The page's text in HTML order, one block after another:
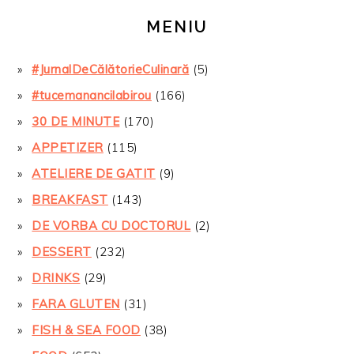
MENIU
#JurnalDeCălătorieCulinară (5)
#tucemanancilabirou (166)
30 DE MINUTE(170)
APPETIZER(115)
ATELIERE DE GATIT (9)
BREAKFAST (143)
DE VORBA CU DOCTORUL (2)
DESSERT (232)
DRINKS (29)
FARA GLUTEN (31)
FISH & SEA FOOD (38)